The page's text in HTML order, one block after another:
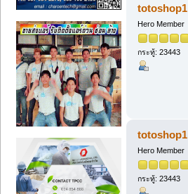
totoshop1
Hero Member
กระทู้: 23443
totoshop1
Hero Member
กระทู้: 23443